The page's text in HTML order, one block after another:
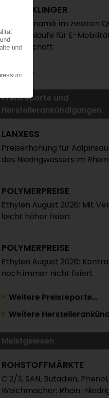
ELRINGKLINGER
Hohe Dynamik im zweiten
Serienanläufe für E-
das Geschäft
Mehr...
Preisreporte und
Herstellerankündigungen
LANXESS
Preiserhöhung für
des Niedrigwassers im
POLYMERPREISE
Ethylen August 2026: Mit
leicht höher fixiert
POLYMERPREISE
Ethylen August 2026:
noch immer nicht fixiert
Deutliche Preiserhöhungen
Polystyrol, ABS und SAN
POLYMERPREISE
Vorprodukte Juli/August
Weitere Preisreporte...
Weitere
Meistgelesen
ROHSTOFFMÄRKTE
C 2/3, SAN, Butadien,
Weichmacher: Rhein-